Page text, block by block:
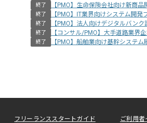
終了 【PMO】生命保険会社向け新商品
終了 【PMO】IT業界向けシステム開
終了 【PMO】法人向けデジタルバンク
終了 【コンサル/PMO】大手道路業界
終了 【PMO】船舶業向け基幹システム
フリーランススタートガイド ご利用者